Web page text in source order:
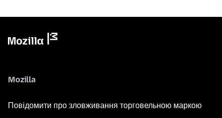
Mozilla
Повідомити про зловживання торговельною маркою